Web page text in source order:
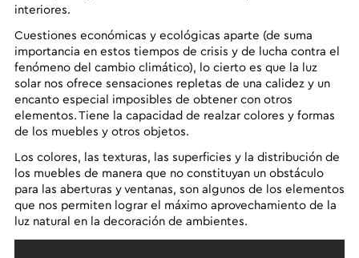
interiores.
Cuestiones económicas y ecológicas aparte (de suma
importancia en estos tiempos de crisis y de lucha contra el
fenómeno del cambio climático), lo cierto es que la luz
solar nos ofrece sensaciones repletas de una calidez y un
encanto especial imposibles de obtener con otros
elementos. Tiene la capacidad de realzar colores y formas
de los muebles y otros objetos.
Los colores, las texturas, las superficies y la distribución de
los muebles de manera que no constituyan un obstáculo
para las aberturas y ventanas, son algunos de los elementos
que nos permiten lograr el máximo aprovechamiento de la
luz natural en la decoración de ambientes.